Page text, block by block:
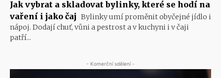
Jak vybrat a skladovat bylinky, které se hodí na
vaření i jako čaj Bylinky umí proměnit obyčejné jídlo i
nápoj. Dodají chuť, vůni a pestrost a v kuchyni i v čaji
patří...
- Komerční sdělení -